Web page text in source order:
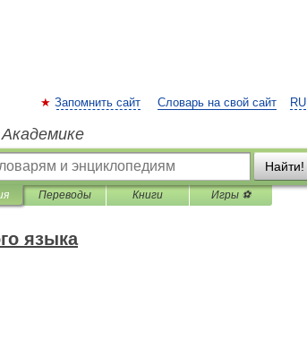
RU
Запомнить сайт Словарь на свой сайт
Найти!
Переводы Книги Игры ⚽
языка